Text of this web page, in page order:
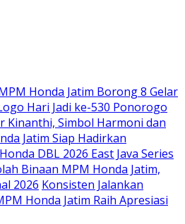
Honda Jatim Borong 8 Gelar
Hari Jadi ke-530 Ponorogo
Kinanthi, Simbol Harmoni dan
Jatim Siap Hadirkan
DBL 2026 East Java Series
Binaan MPM Honda Jatim,
2026 Konsisten Jalankan
Honda Jatim Raih Apresiasi